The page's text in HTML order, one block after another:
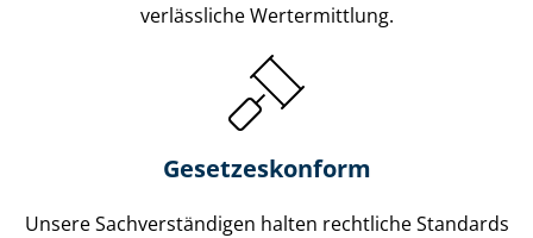
verlässliche Wertermittlung.
Gesetzes­konform
Unsere Sach­ver­stän­di­gen halten rechtliche Standards